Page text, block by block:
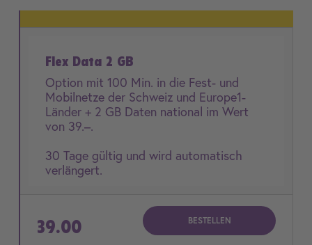
Flex Data 2 GB
Option mit 100 Min. in die Fest- und
Mobilnetze der Schweiz und Europe1-
Länder + 2 GB Daten national im Wert
von 39.–.
30 Tage gültig und wird automatisch
verlängert.
39.00 BESTELLEN